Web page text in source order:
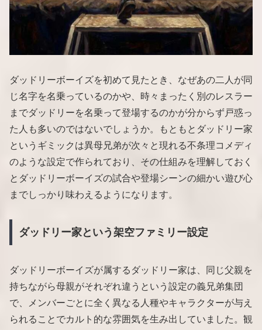
ダッドリーボーイズを初めて見たとき、なぜあの二人が同
じ名字を名乗っているのかや、時々まったく別のレスラー
までダッドリーを名乗って登場するのかが分からず戸惑っ
た人も多いのではないでしょうか。もともとダッドリー家
というギミックは異母兄弟が次々と現れる不条理コメディ
のような設定で作られており、その仕組みを理解しておく
とダッドリーボーイズの試合や登場シーンの細かい遊び心
までしっかり味わえるようになります。
ダッドリー家という架空ファミリー設定
ダッドリーボーイズが属するダッドリー家は、同じ父親を
持ちながら母親がそれぞれ違うという設定の義兄弟集団
で、メンバーごとに全く異なる人種やキャラクターが与え
られることでカルト的な雰囲気を生み出していました。観